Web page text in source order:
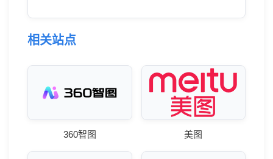
相关站点
360智图 美图